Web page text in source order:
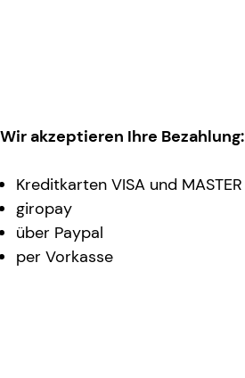
Wir akzeptieren Ihre Bezahlung:
Kreditkarten VISA und MASTER
giropay
über Paypal
per Vorkasse